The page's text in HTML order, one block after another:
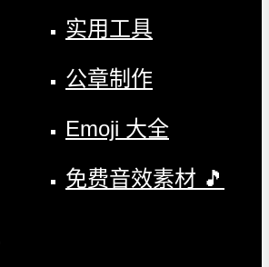
实用工具
公章制作
Emoji 大全
免费音效素材 🎵